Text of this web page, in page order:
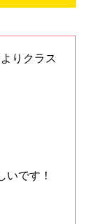
りクラス
いです！